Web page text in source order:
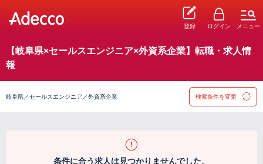
登録 ログイン メニュー
【岐阜県×セールスエンジニア×外資系企業】転職・求人情
報
岐阜県／セールスエンジニア／外資系企業 検索条件を変更
条件に合う求人は見つかりませんでした。